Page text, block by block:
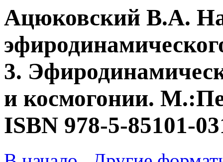
Ацюковский В.А.
3.
и космогонии.
ISBN 978-5-85101-